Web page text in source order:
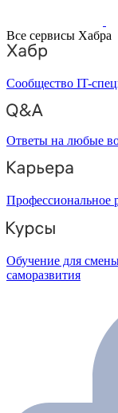
Все сервисы Хабра
Сообщество IT-
Ответы на любые
Профессиональное
Обучение для
саморазвития